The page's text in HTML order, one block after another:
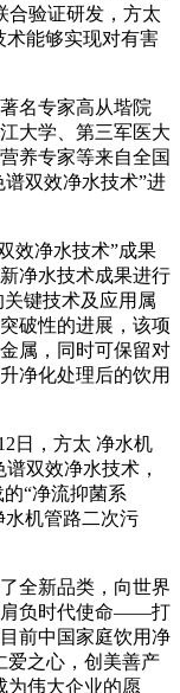
合验证研发，方太
术能够实现对有害
名专家高从堦院
大学、第三军医大
养专家等来自全国
谱双效净水技术”进
效净水技术”成果
净水技术成果进行
关键技术及应用属
破性的进展，该项
属，同时可保留对
净化处理后的饮用
日，方太 净水机
双效净水技术，
“净流抑菌系
水机管路二次污
全新品类，向世界
肩负时代使命——打
前中国家庭饮用净
爱之心，创美善产
为伟大企业的愿